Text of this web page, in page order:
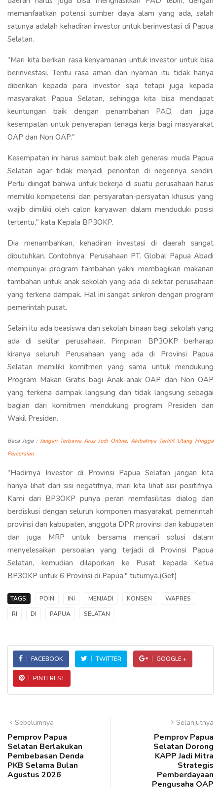
memanfaatkan potensi sumber daya alam yang ada, salah
satunya adalah kehadiran investor untuk berinvestasi di Papua
Selatan.
"Mari kita berikan rasa kenyamanan untuk investor untuk bisa
berinvestasi. Tentu rasa aman dan nyaman itu tidak hanya
diberikan kepada para investor saja tetapi juga kepada
masyarakat Papua Selatan, sehingga kita bisa mendapat
keuntungan baik dengan penambahan PAD, dan juga
kesempatan untuk penyerapan tenaga kerja bagi masyarakat
OAP dan Non OAP."
Kesempatan ini harus sambut baik oleh generasi muda Papua
Selatan agar tidak menjadi penonton di negerinya sendiri.
Perlu diingat bahwa untuk bekerja di suatu perusahaan harus
memiliki kompetensi dan persyaratan-persyatan khusus yang
wajib dimiliki oleh calon karyawan dalam menduduki posisi
tertentu," kata Kepala BP3OKP.
Dia menambahkan, kehadiran investasi di daerah sangat
dibutuhkan. Contohnya, Perusahaan PT. Global Papua Abadi
mempunyai program tambahan yakni membagikan makanan
tambahan untuk anak sekolah yang ada di sekitar perusahaan
yang terkena dampak. Hal ini sangat sinkron dengan program
pemerintah pusat.
Selain itu ada beasiswa dan sekolah binaan bagi sekolah yang
ada di sekitar perusahaan. Pimpinan BP3OKP berharap
kiranya seluruh Perusahaan yang ada di Provinsi Papua
Selatan memiliki komitmen yang sama untuk mendukung
Program Makan Gratis bagi Anak-anak OAP dan Non OAP
yang terkena dampak langsung dan tidak langsung sebagai
bagian dari komitmen mendukung program Presiden dan
Wakil Presiden.
Baca Juga :Jangan Terbawa Arus Judi Online, Akibatnya Terlilit Utang Hingga
Perceraian
"Hadirnya Investor di Provinsi Papua Selatan jangan kita
hanya lihat dari sisi negatifnya, mari kita lihat sisi positifnya.
Kami dari BP3OKP punya peran memfasilitasi dialog dan
berdiskusi dengan seluruh komponen masyarakat, pemerintah
provinsi dan kabupaten, anggota DPR provinsi dan kabupaten
dan juga MRP untuk bersama mencari solusi dalam
menyelesaikan persoalan yang terjadi di Provinsi Papua
Selatan, kemudian dilaporkan ke Pusat kepada Ketua
BP3OKP untuk 6 Provinsi di Papua," tuturnya.(Get)
TAGS: POIN INI MENJADI KONSEN
WAPRES
RI
DI PAPUA SELATAN
FACEBOOK TWITTER GOOGLE +
PINTEREST
Sebelumnya
Pemprov Papua
Selatan Berlakukan
Pembebasan Denda
PKB Selama Bulan
Agustus 2026
Selanjutnya
Pemprov Papua
Selatan Dorong
KAPP Jadi Mitra
Strategis
Pemberdayaan
Pengusaha OAP